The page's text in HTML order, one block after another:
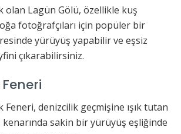
olan Lagün Gölü, özellikle kuş
fotoğrafçıları için popüler bir
yürüyüş yapabilir ve eşsiz
çıkarabilirsiniz.
Feneri, denizcilik geçmişine ışık tutan
kenarında sakin bir yürüyüş eşliğinde